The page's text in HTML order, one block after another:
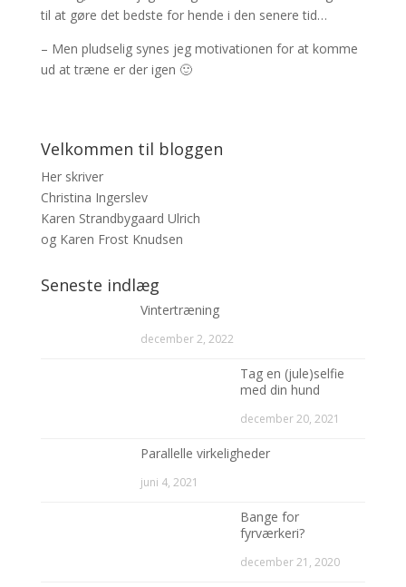
til at gøre det bedste for hende i den senere tid…
– Men pludselig synes jeg motivationen for at komme
ud at træne er der igen 🙂
Velkommen til bloggen
Her skriver
Christina Ingerslev
Karen Strandbygaard Ulrich
og Karen Frost Knudsen
Seneste indlæg
Vintertræning
december 2, 2022
Tag en (jule)selfie
med din hund
december 20, 2021
Parallelle virkeligheder
juni 4, 2021
Bange for
fyrværkeri?
december 21, 2020